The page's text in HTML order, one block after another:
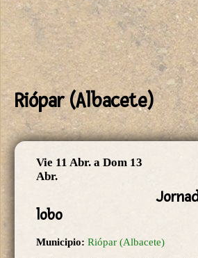
Riópar (Albacete)
Vie 11 Abr. a Dom 13
Abr.
lobo
Municipio: Riópar (Albacete)